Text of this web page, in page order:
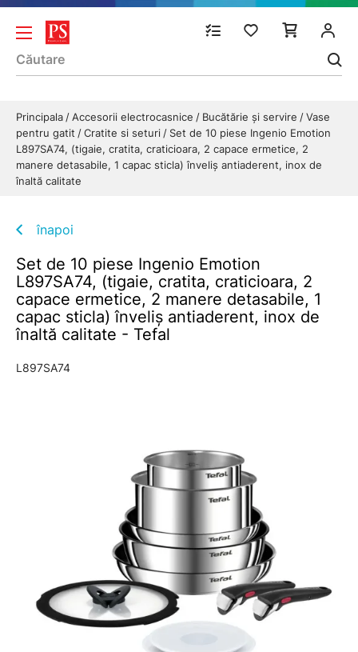
Principala Accesorii electrocasnice Bucătărie și servire
Vase
pentru gatit
Cratite si seturi
Set de 10 piese Ingenio Emotion
L897SA74, (tigaie, cratita, craticioara, 2 capace ermetice, 2
manere detasabile, 1 capac sticla) înveliș antiaderent, inox de
înaltă calitate
înapoi
Set de 10 piese Ingenio Emotion
L897SA74, (tigaie, cratita, craticioara, 2
capace ermetice, 2 manere detasabile, 1
capac sticla) înveliș antiaderent, inox de
înaltă calitate - Tefal
L897SA74